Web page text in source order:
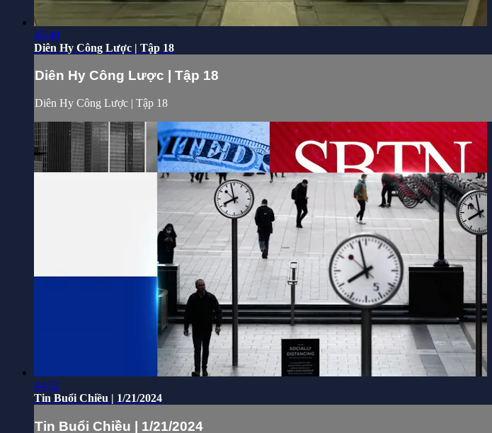
45:40
Diên Hy Công Lược | Tập 18
Diên Hy Công Lược | Tập 18
Diên Hy Công Lược | Tập 18
44:52
Tin Buổi Chiều | 1/21/2024
Tin Buổi Chiều | 1/21/2024